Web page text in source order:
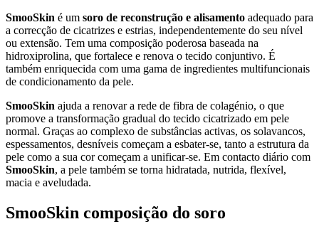
SmooSkin é um soro de reconstrução e alisamento adequado para
a correcção de cicatrizes e estrias, independentemente do seu nível
ou extensão. Tem uma composição poderosa baseada na
hidroxiprolina, que fortalece e renova o tecido conjuntivo. É
também enriquecida com uma gama de ingredientes multifuncionais
de condicionamento da pele.
SmooSkin ajuda a renovar a rede de fibra de colagénio, o que
promove a transformação gradual do tecido cicatrizado em pele
normal. Graças ao complexo de substâncias activas, os solavancos,
espessamentos, desníveis começam a esbater-se, tanto a estrutura da
pele como a sua cor começam a unificar-se. Em contacto diário com
SmooSkin, a pele também se torna hidratada, nutrida, flexível,
macia e aveludada.
SmooSkin composição do soro